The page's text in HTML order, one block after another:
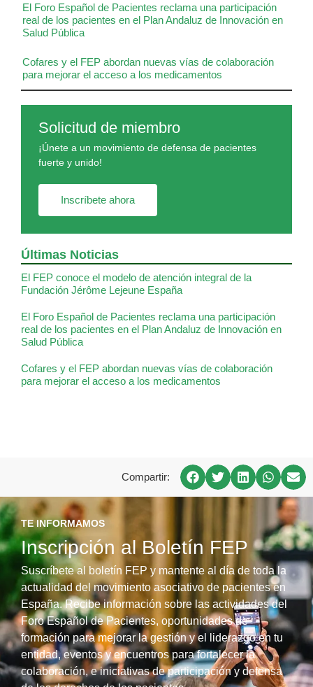
El Foro Español de Pacientes reclama una participación
real de los pacientes en el Plan Andaluz de Innovación en
Salud Pública
Cofares y el FEP abordan nuevas vías de colaboración
para mejorar el acceso a los medicamentos
Solicitud de miembro
¡Únete a un movimiento de defensa de pacientes
fuerte y unido!
Inscríbete ahora
Últimas Noticias
El FEP conoce el modelo de atención integral de la
Fundación Jérôme Lejeune España
El Foro Español de Pacientes reclama una participación
real de los pacientes en el Plan Andaluz de Innovación en
Salud Pública
Cofares y el FEP abordan nuevas vías de colaboración
para mejorar el acceso a los medicamentos
Compartir:
TE INFORMAMOS
Inscripción al Boletín FEP
Suscríbete al boletín FEP y mantente al día de toda la
actualidad del movimiento asociativo de pacientes en
España. Recibe información sobre las actividades del
Foro Español de Pacientes, oportunidades de
formación para mejorar la gestión y el liderazgo en tu
entidad, eventos y encuentros para fortalecer la
colaboración, e iniciativas de participación y defensa